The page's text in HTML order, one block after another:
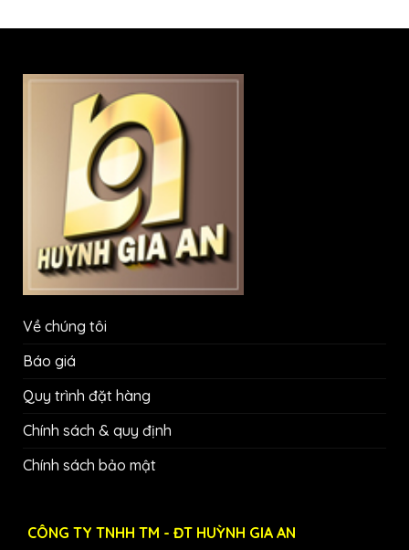
Về chúng tôi
Báo giá
Quy trình đặt hàng
Chính sách & quy định
Chính sách bảo mật
CÔNG TY TNHH TM - ĐT HUỲNH GIA AN